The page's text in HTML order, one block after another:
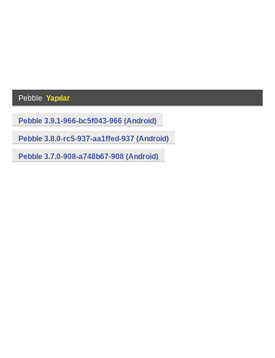
Pebble Yapılar
Pebble 3.9.1-966-bc5f043-966 (Android)
Pebble 3.8.0-rc5-937-aa1ffed-937 (Android)
Pebble 3.7.0-908-a748b67-908 (Android)